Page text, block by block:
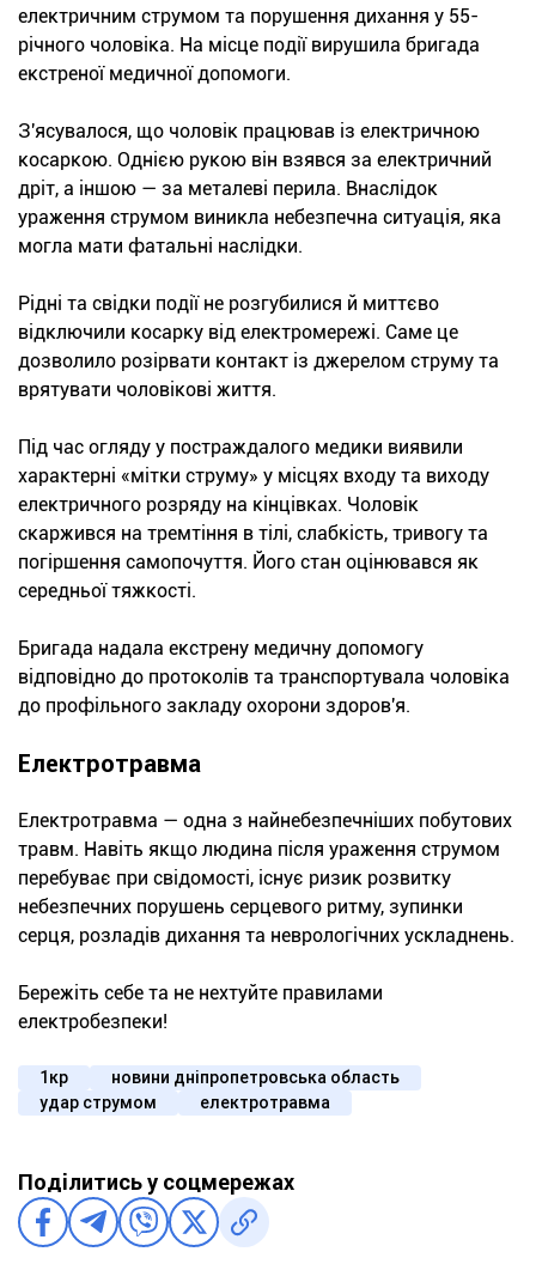
електричним струмом та порушення дихання у 55-
річного чоловіка. На місце події вирушила бригада
екстреної медичної допомоги.
З'ясувалося, що чоловік працював із електричною
косаркою. Однією рукою він взявся за електричний
дріт, а іншою — за металеві перила. Внаслідок
ураження струмом виникла небезпечна ситуація, яка
могла мати фатальні наслідки.
Рідні та свідки події не розгубилися й миттєво
відключили косарку від електромережі. Саме це
дозволило розірвати контакт із джерелом струму та
врятувати чоловікові життя.
Під час огляду у постраждалого медики виявили
характерні «мітки струму» у місцях входу та виходу
електричного розряду на кінцівках. Чоловік
скаржився на тремтіння в тілі, слабкість, тривогу та
погіршення самопочуття. Його стан оцінювався як
середньої тяжкості.
Бригада надала екстрену медичну допомогу
відповідно до протоколів та транспортувала чоловіка
до профільного закладу охорони здоров'я.
Електротравма
Електротравма — одна з найнебезпечніших побутових
травм. Навіть якщо людина після ураження струмом
перебуває при свідомості, існує ризик розвитку
небезпечних порушень серцевого ритму, зупинки
серця, розладів дихання та неврологічних ускладнень.
Бережіть себе та не нехтуйте правилами
електробезпеки!
1кр
новини дніпропетровська область
удар струмом
електротравма
Поділитись у соцмережах